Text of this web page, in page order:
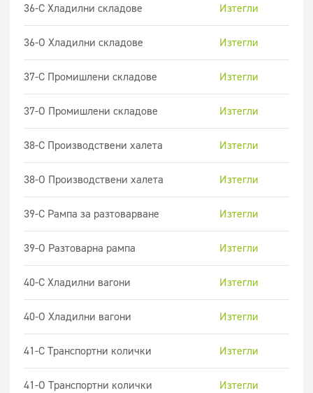
36-С Хладилни складове Изтегли
36-О Хладилни складове Изтегли
37-С Промишлени складове Изтегли
37-О Промишлени складове Изтегли
38-С Производствени халета Изтегли
38-О Производствени халета Изтегли
39-C Рампа за разтоварване Изтегли
39-O Разтоварна рампа Изтегли
40-C Хладилни вагони Изтегли
40-О Хладилни вагони Изтегли
41-C Транспортни колички Изтегли
41-O Транспортни колички Изтегли